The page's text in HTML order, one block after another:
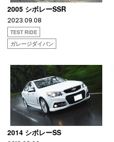
2005 シボレーSSR
2023.09.08
TEST RIDE
ガレージダイバン
2014 シボレーSS